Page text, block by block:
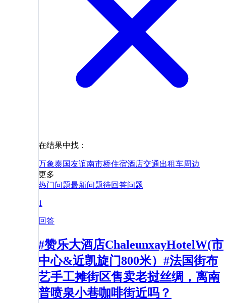
在结果中找：
万象泰国友谊南市桥住宿酒店交通出租车周边
更多
热门问题最新问题待回答问题
1
回答
#赞乐大酒店ChaleunxayHotelW(市
中心&近凯旋门800米）#法国街布
艺手工摊街区售卖老挝丝绸，离南
普喷泉小巷咖啡街近吗？